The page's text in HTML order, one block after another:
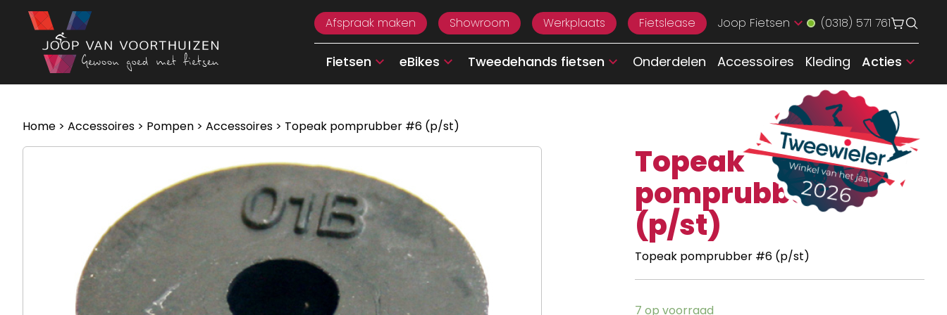
Ga naar de inhoud
Afspraak maken
Showroom Werkplaats Fietslease Joop Fietsen (0318) 571 761
Fietsen eBikes Tweedehands fietsen Onderdelen Accessoires Kleding Acties
Home > Accessoires > Pompen > Accessoires > Topeak pomprubber #6 (p/st)
Topeak
pomprubber #6
(p/st)
Topeak pomprubber #6 (p/st)
7 op voorraad